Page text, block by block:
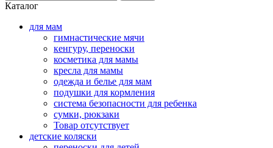
Каталог
для мам
гимнастические мячи
кенгуру, переноски
косметика для мамы
кресла для мамы
одежда и белье для мам
подушки для кормления
система безопасности для ребенка
сумки, рюкзаки
Товар отсутствует
детские коляски